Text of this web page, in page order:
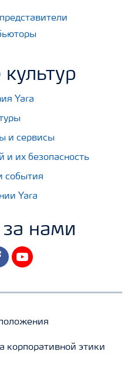
Yara
и сервисы
и их безопасность
события
Yara
нами
youtube
корпоративной этики